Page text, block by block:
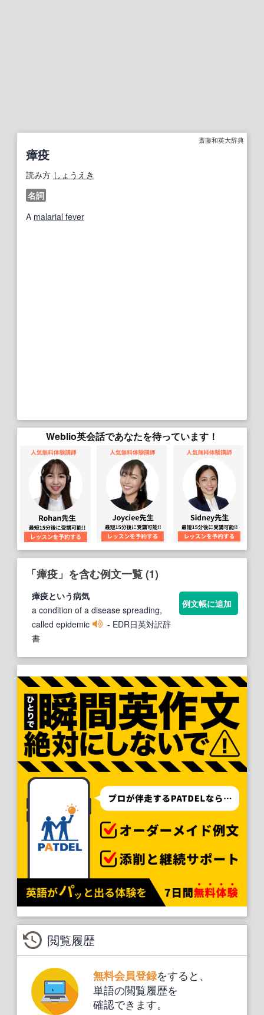
斎藤和英大辞典
瘴疫
読み方 しょうえき
名詞
A malarial fever
Weblio英会話であなたを待っています！
「瘴疫」を含む例文一覧 (1)
瘴疫という病気
a condition of a disease spreading,
called epidemic
- EDR日英対訳辞
書
例文帳に追加
閲覧履歴
無料会員登録をすると、
単語の閲覧履歴を
確認できます。